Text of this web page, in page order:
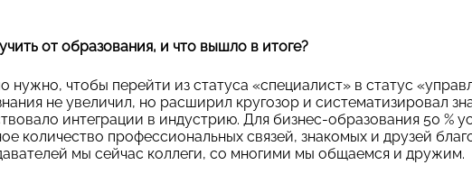
от образования, и что вышло в итоге?
нужно, чтобы перейти из статуса «специалист» в статус
не увеличил, но расширил кругозор и систематизировал
интеграции в индустрию. Для бизнес-образования 50 %
количество профессиональных связей, знакомых и друзей
мы сейчас коллеги, со многими мы общаемся и дружим.